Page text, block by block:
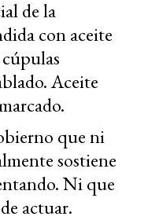
de la
con aceite
Aceite
que ni
sostiene
Ni que
actuar.